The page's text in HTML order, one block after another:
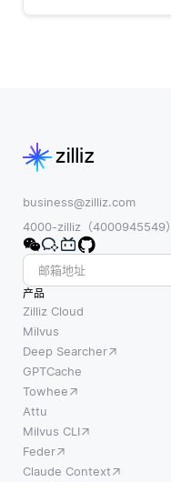
business@zilliz.com
4000-zilliz（4000945549）
产品
Zilliz Cloud
Milvus
Deep Searcher
GPTCache
Towhee
Attu
Milvus CLI
Feder
Claude Context